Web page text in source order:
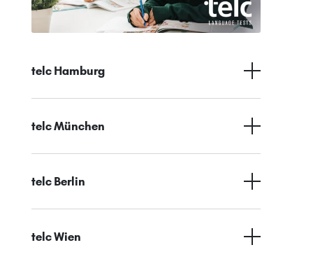
telc Hamburg
telc München
telc Berlin
telc Wien